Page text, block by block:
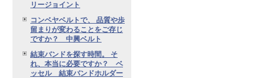
リージョイント
コンベヤベルトで、 品質や歩
留まりが変わることをご存じ
ですか？ 中興ベルト
結束バンドを探す時間。 そ
れ、本当に必要ですか？ ベ
ッセル 結束バンドホルダー